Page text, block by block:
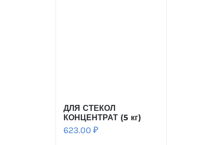
ДЛЯ СТЕКОЛ
КОНЦЕНТРАТ (5 кг)
623.00 ₽